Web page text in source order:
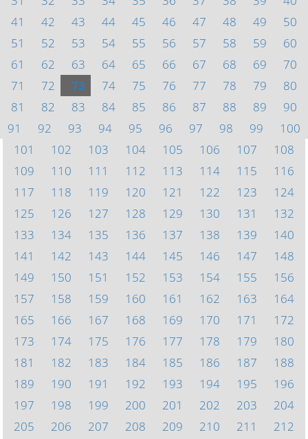
41
42 43 44 45 46 47 48 49
50
51
52 53 54 55 56 57 58 59
60
61
62 63 64 65 66 67 68 69
70
71
72 73 74 75 76 77 78 79
80
81
82 83 84 85 86 87 88 89
90
91
92 93 94 95 96 97 98 99
100
101
102 103 104 105 106 107
108
109
110 111 112 113 114 115
116
117
118 119 120 121 122 123
124
125
126 127 128 129 130 131
132
133
134 135 136 137 138 139
140
141
142 143 144 145 146 147
148
149
150 151 152 153 154 155
156
157
158 159 160 161 162 163
164
165
166 167 168 169 170 171
172
173
174 175 176 177 178 179
180
181
182 183 184 185 186 187
188
189
190 191 192 193 194 195
196
197
198 199 200 201 202 203
204
205
206 207 208 209 210 211
212